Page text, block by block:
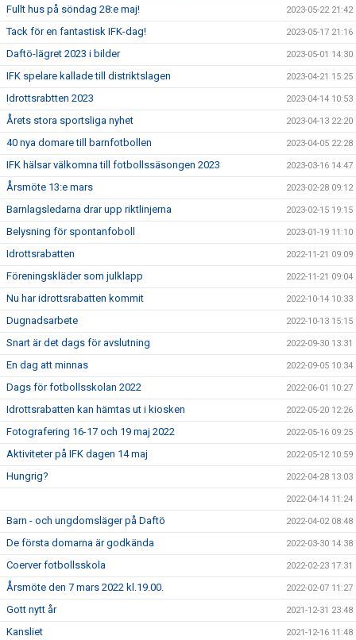
Fullt hus på söndag 28:e maj! 2023-05-22 21:42
Tack för en fantastisk IFK-dag! 2023-05-17 21:16
Daftö-lägret 2023 i bilder 2023-05-01 14:30
IFK spelare kallade till distriktslagen 2023-04-21 15:25
Idrottsrabtten 2023 2023-04-14 10:53
Årets stora sportsliga nyhet 2023-04-13 22:20
40 nya domare till barnfotbollen 2023-04-05 22:28
IFK hälsar välkomna till fotbollssäsongen 2023 2023-03-16 14:47
Årsmöte 13:e mars 2023-02-28 09:12
Barnlagsledarna drar upp riktlinjerna 2023-02-15 19:15
Belysning för spontanfoboll 2023-01-19 11:10
Idrottsrabatten 2022-11-21 09:09
Föreningskläder som julklapp 2022-11-21 09:04
Nu har idrottsrabatten kommit 2022-10-14 10:33
Dugnadsarbete 2022-10-13 15:15
Snart är det dags för avslutning 2022-09-30 13:31
En dag att minnas 2022-09-05 10:34
Dags för fotbollsskolan 2022 2022-06-01 10:27
Idrottsrabatten kan hämtas ut i kiosken 2022-05-20 12:26
Fotografering 16-17 och 19 maj 2022 2022-05-16 09:25
Aktiviteter på IFK dagen 14 maj 2022-05-12 10:59
Hungrig? 2022-04-28 13:03
2022-04-14 11:24
Barn - och ungdomsläger på Daftö 2022-04-02 08:48
De första domarna är godkända 2022-03-30 14:38
Coerver fotbollsskola 2022-02-23 17:31
Årsmöte den 7 mars 2022 kl.19.00. 2022-02-07 11:27
Gott nytt år 2021-12-31 23:48
Kansliet 2021-12-16 11:48